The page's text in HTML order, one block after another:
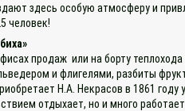
здесь особую атмосферу и
человек!
продаж или на борту
и флигелями, разбиты
Н.А. Некрасов в 1861
отдыхает, но и много